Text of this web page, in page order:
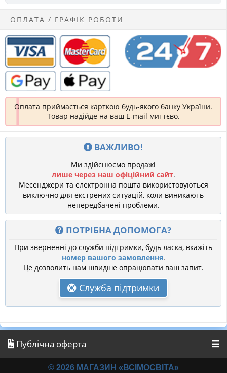
ОПЛАТА / ГРАФІК РОБОТИ
Оплата приймається карткою будь-якого банку України.
Товар надійде на ваш E-mail миттєво.
ВАЖЛИВО!
Ми здійснюємо продажі
лише через наш офіційний сайт.
Месенджери та електронна пошта використовуються
виключно для екстрених ситуацій, коли виникають
непередбачені проблеми.
ПОТРІБНА ДОПОМОГА?
При зверненні до служби підтримки, будь ласка, вкажіть
номер вашого замовлення.
Це дозволить нам швидше опрацювати ваш запит.
Служба підтримки
Публічна оферта
© 2026 МАГАЗИН «ВСІМОСВІТА»